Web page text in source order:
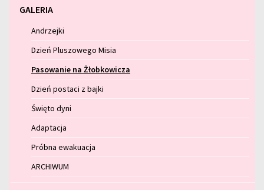
GALERIA
Andrzejki
Dzień Pluszowego Misia
Pasowanie na Żłobkowicza
Dzień postaci z bajki
Święto dyni
Adaptacja
Próbna ewakuacja
ARCHIWUM